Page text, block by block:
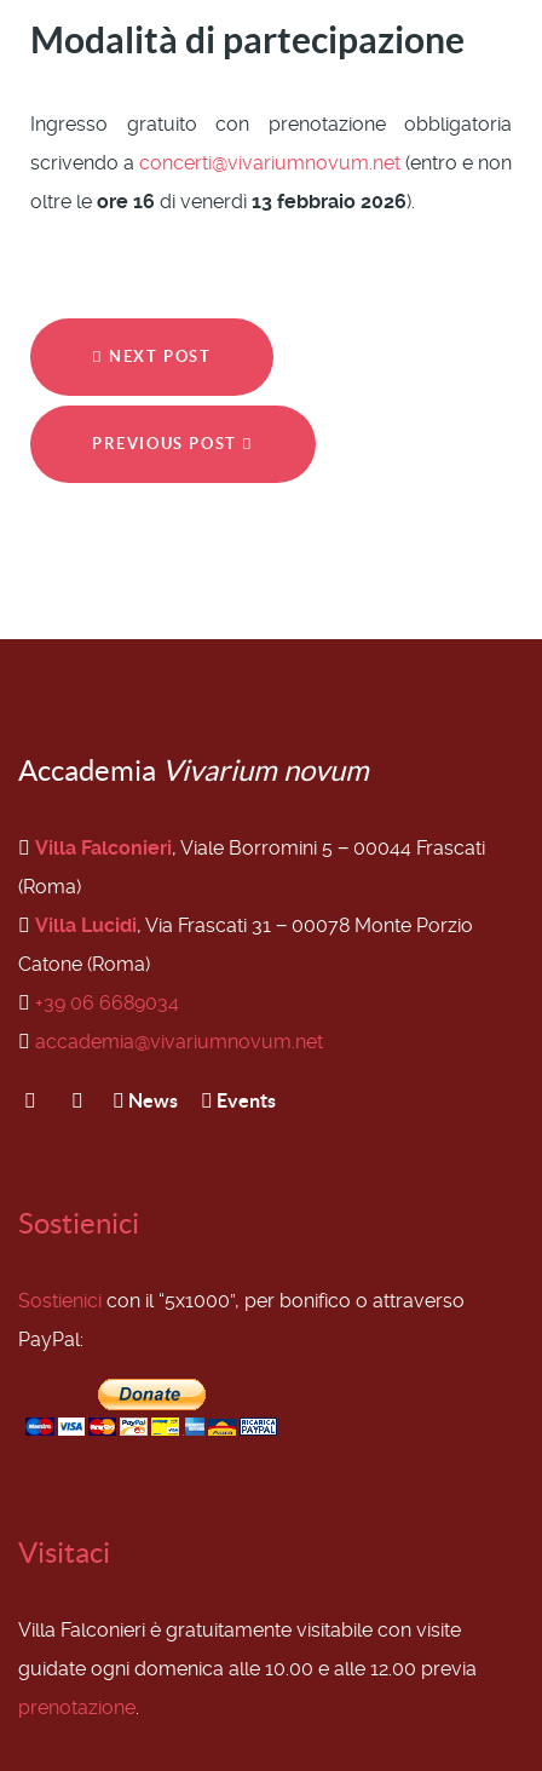
Modalità di partecipazione
Ingresso gratuito con prenotazione obbligatoria
scrivendo a concerti@vivariumnovum.net (entro e non
oltre le ore 16 di venerdì 13 febbraio 2026).
NEXT POST
PREVIOUS POST
Accademia Vivarium novum
Villa Falconieri, Viale Borromini 5 − 00044 Frascati
(Roma)
Villa Lucidi, Via Frascati 31 − 00078 Monte Porzio
Catone (Roma)
+39 06 6689034
accademia@vivariumnovum.net
News Events
Sostienici
Sostienici con il “5x1000”, per bonifico o attraverso
PayPal:
Visitaci
Villa Falconieri è gratuitamente visitabile con visite
guidate ogni domenica alle 10.00 e alle 12.00 previa
prenotazione.